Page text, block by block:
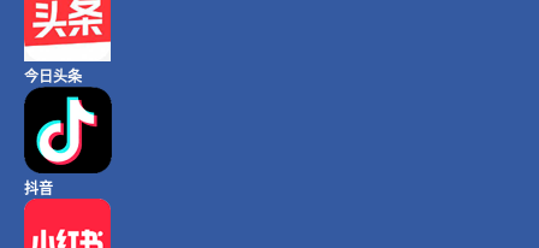
今日头条
抖音